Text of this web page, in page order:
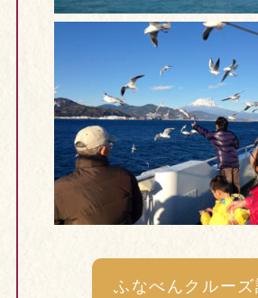
ふなべんクルーズ